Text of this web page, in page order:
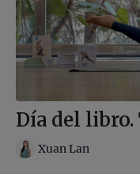
Día del
Xuan Lan